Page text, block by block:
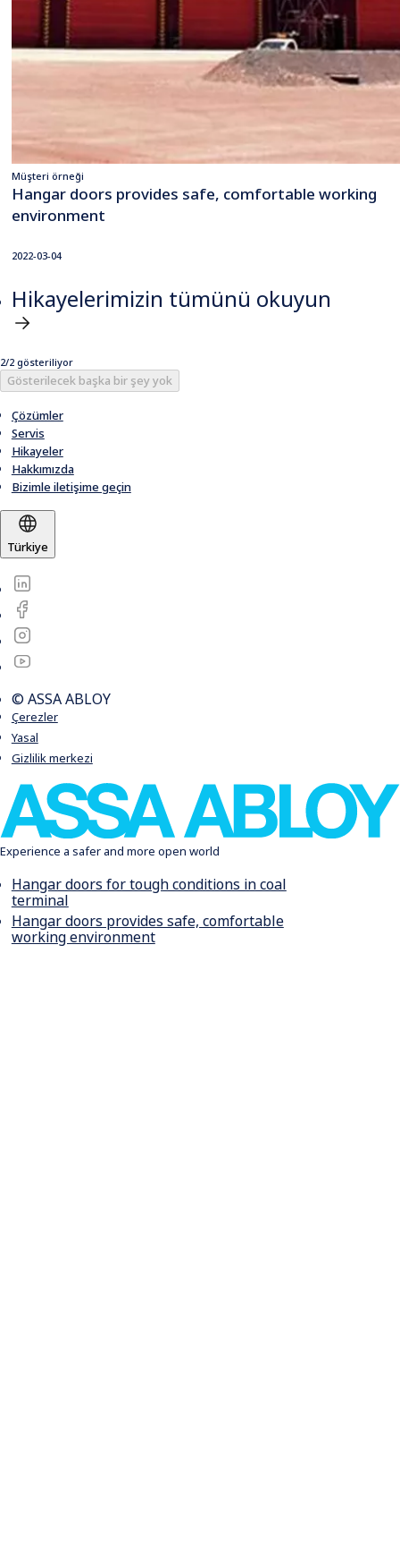
Müşteri örneği
Hangar doors provides safe, comfortable working
environment
2022-03-04
Hikayelerimizin tümünü okuyun
2/2 gösteriliyor
Gösterilecek başka bir şey yok
Çözümler
Servis
Hikayeler
Hakkımızda
Bizimle iletişime geçin
Türkiye
© ASSA ABLOY
Çerezler
Yasal
Gizlilik merkezi
Experience a safer and more open world
Hangar doors for tough conditions in coal
terminal
Hangar doors provides safe, comfortable
working environment